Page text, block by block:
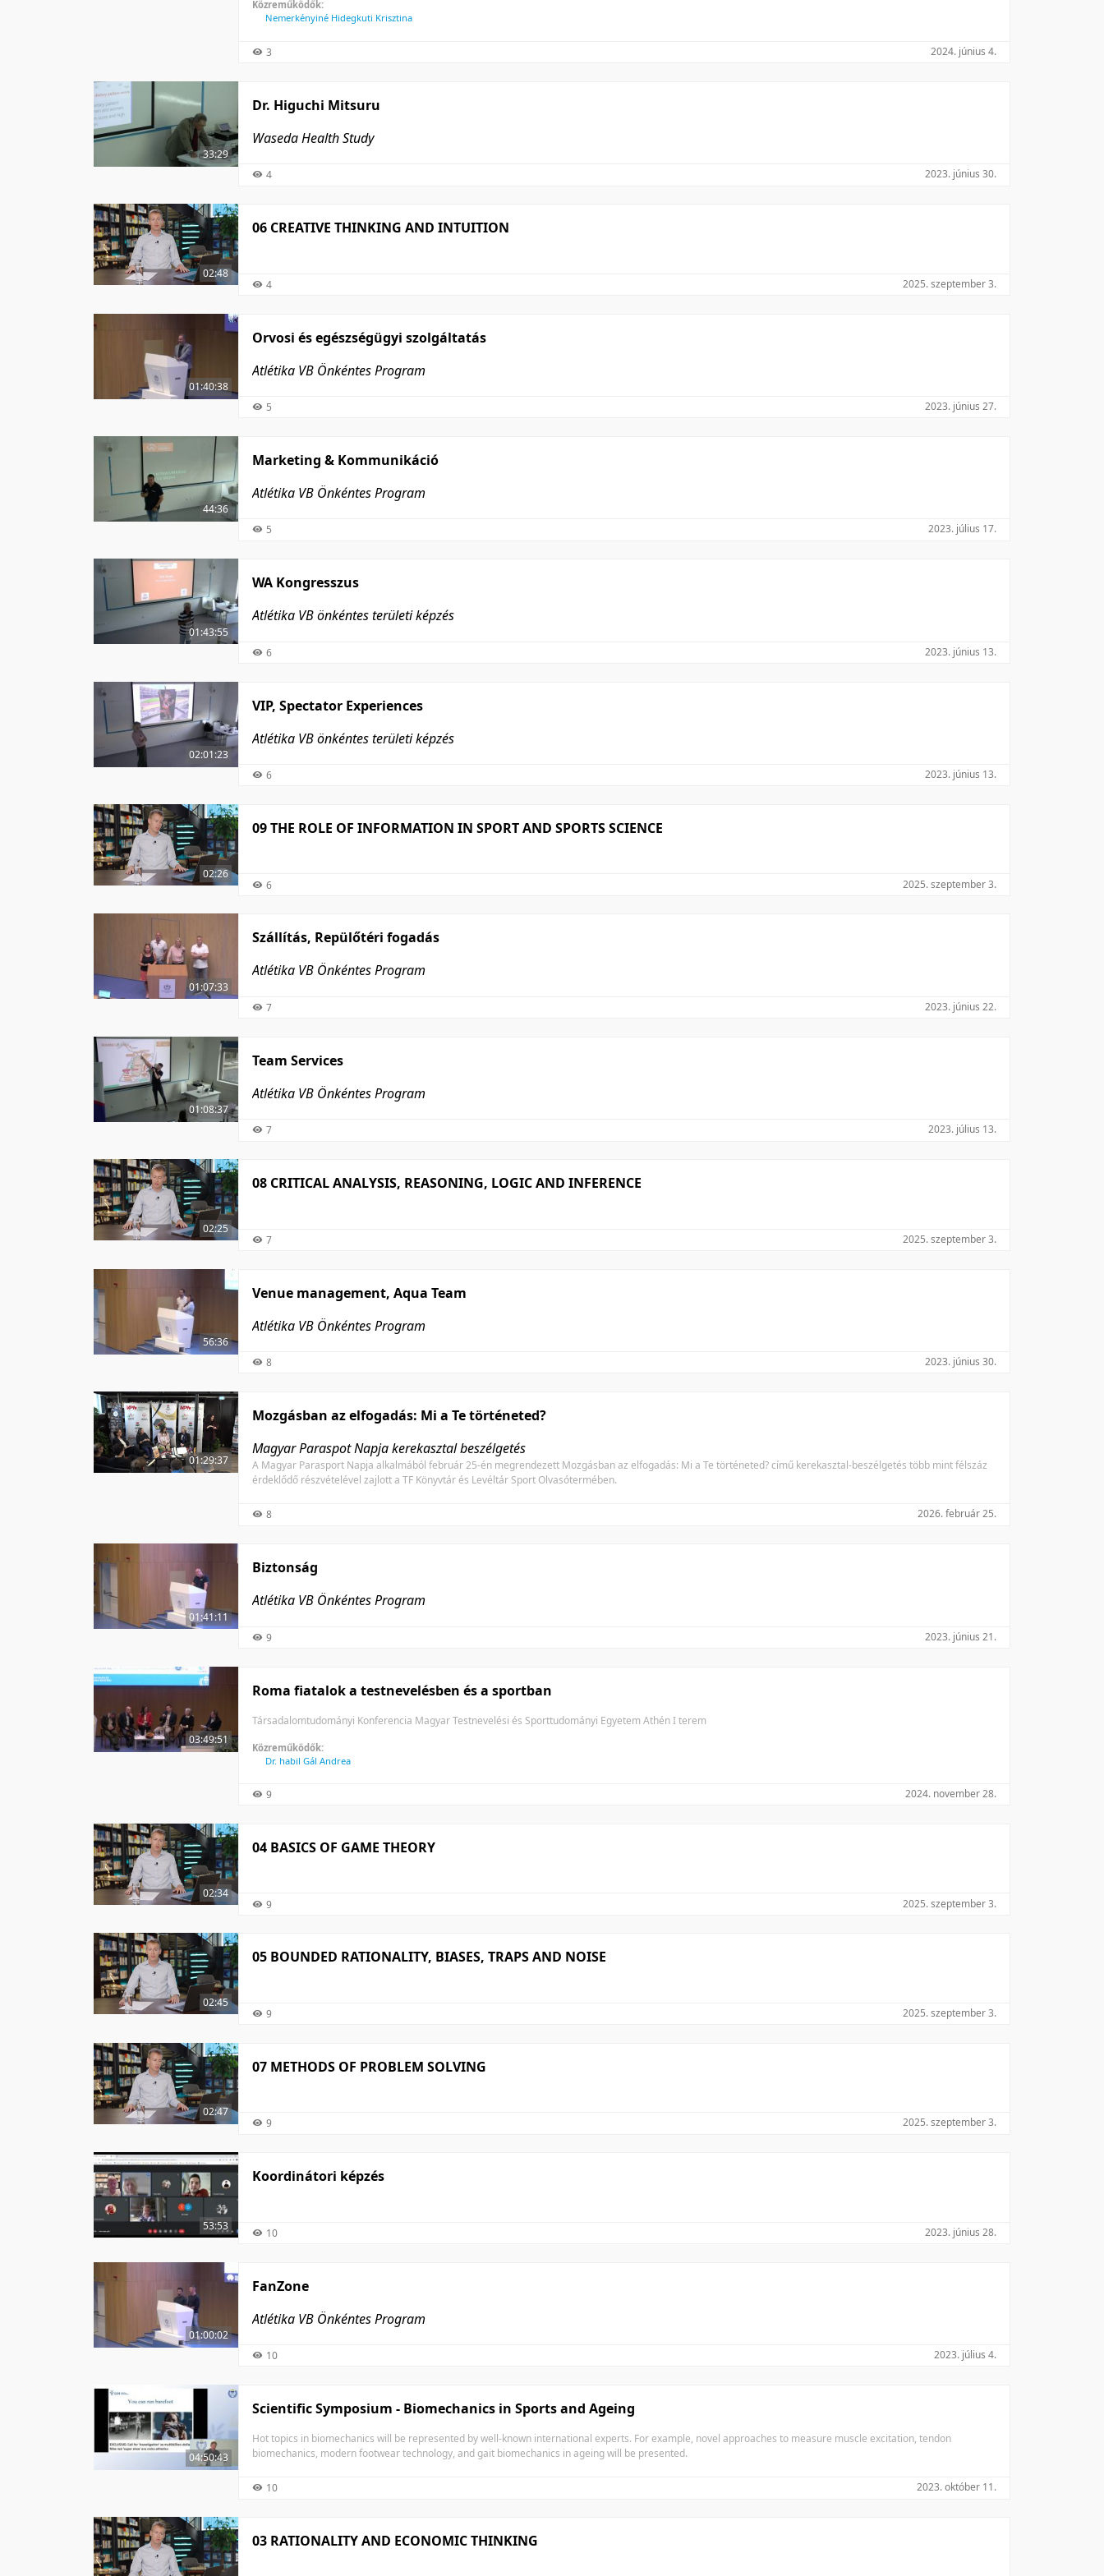
Közreműködők:
Nemerkényiné Hidegkuti Krisztina
3 2024. június 4.
33:29
Dr. Higuchi Mitsuru
Waseda Health Study
4 2023. június 30.
02:48
06 CREATIVE THINKING AND INTUITION
4 2025. szeptember 3.
01:40:38
Orvosi és egészségügyi szolgáltatás
Atlétika VB Önkéntes Program
5 2023. június 27.
44:36
Marketing & Kommunikáció
Atlétika VB Önkéntes Program
5 2023. július 17.
01:43:55
WA Kongresszus
Atlétika VB önkéntes területi képzés
6 2023. június 13.
02:01:23
VIP, Spectator Experiences
Atlétika VB önkéntes területi képzés
6 2023. június 13.
02:26
09 THE ROLE OF INFORMATION IN SPORT AND SPORTS SCIENCE
6 2025. szeptember 3.
01:07:33
Szállítás, Repülőtéri fogadás
Atlétika VB Önkéntes Program
7 2023. június 22.
01:08:37
Team Services
Atlétika VB Önkéntes Program
7 2023. július 13.
02:25
08 CRITICAL ANALYSIS, REASONING, LOGIC AND INFERENCE
7 2025. szeptember 3.
56:36
Venue management, Aqua Team
Atlétika VB Önkéntes Program
8 2023. június 30.
01:29:37
Mozgásban az elfogadás: Mi a Te történeted?
Magyar Paraspot Napja kerekasztal beszélgetés
A Magyar Parasport Napja alkalmából február 25-én megrendezett Mozgásban az elfogadás: Mi a Te történeted? című kerekasztal-beszélgetés több mint félszáz
érdeklődő részvételével zajlott a TF Könyvtár és Levéltár Sport Olvasótermében.
8 2026. február 25.
01:41:11
Biztonság
Atlétika VB Önkéntes Program
9 2023. június 21.
03:49:51
Roma fiatalok a testnevelésben és a sportban
Társadalomtudományi Konferencia Magyar Testnevelési és Sporttudományi Egyetem Athén I terem
Közreműködők:
Dr. habil Gál Andrea
9 2024. november 28.
02:34
04 BASICS OF GAME THEORY
9 2025. szeptember 3.
02:45
05 BOUNDED RATIONALITY, BIASES, TRAPS AND NOISE
9 2025. szeptember 3.
02:47
07 METHODS OF PROBLEM SOLVING
9 2025. szeptember 3.
53:53
Koordinátori képzés
10 2023. június 28.
01:00:02
FanZone
Atlétika VB Önkéntes Program
10 2023. július 4.
04:50:43
Scientific Symposium - Biomechanics in Sports and Ageing
Hot topics in biomechanics will be represented by well-known international experts. For example, novel approaches to measure muscle excitation, tendon
biomechanics, modern footwear technology, and gait biomechanics in ageing will be presented.
10 2023. október 11.
03 RATIONALITY AND ECONOMIC THINKING